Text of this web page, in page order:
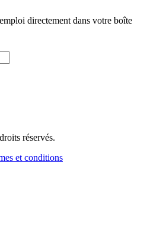
directement dans votre boîte
réservés.
et conditions